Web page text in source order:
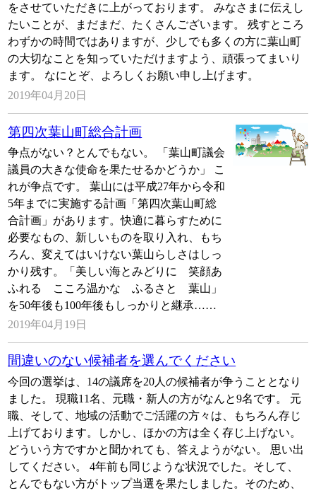
をさせていただきに上がっております。 みなさまに伝えし
たいことが、まだまだ、たくさんございます。 残すところ
わずかの時間ではありますが、少しでも多くの方に葉山町
の大切なことを知っていただけますよう、頑張ってまいり
ます。 なにとぞ、よろしくお願い申し上げます。
2019年04月20日
第四次葉山町総合計画
争点がない？とんでもない。 「葉山町議会
議員の大きな使命を果たせるかどうか」 こ
れが争点です。 葉山には平成27年から令和
5年までに実施する計画「第四次葉山町総
合計画」があります。快適に暮らすために
必要なもの、新しいものを取り入れ、もち
ろん、変えてはいけない葉山らしさはしっ
かり残す。「美しい海とみどりに 笑顔あ
ふれる こころ温かな ふるさと 葉山」
を50年後も100年後もしっかりと継承……
2019年04月19日
間違いのない候補者を選んでください
今回の選挙は、14の議席を20人の候補者が争うこととなり
ました。 現職11名、元職・新人の方がなんと9名です。 元
職、そして、地域の活動でご活躍の方々は、もちろん存じ
上げております。しかし、ほかの方は全く存じ上げない。
どういう方ですかと聞かれても、答えようがない。 思い出
してください。 4年前も同じような状況でした。そして、
とんでもない方がトップ当選を果たしました。そのため、